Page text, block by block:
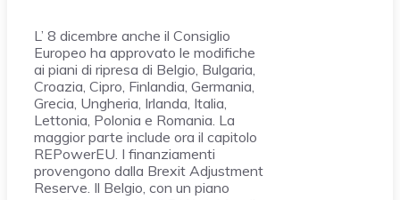
L’ 8 dicembre anche il Consiglio
Europeo ha approvato le modifiche
ai piani di ripresa di Belgio, Bulgaria,
Croazia, Cipro, Finlandia, Germania,
Grecia, Ungheria, Irlanda, Italia,
Lettonia, Polonia e Romania. La
maggior parte include ora il capitolo
REPowerEU. I finanziamenti
provengono dalla Brexit Adjustment
Reserve. Il Belgio, con un piano